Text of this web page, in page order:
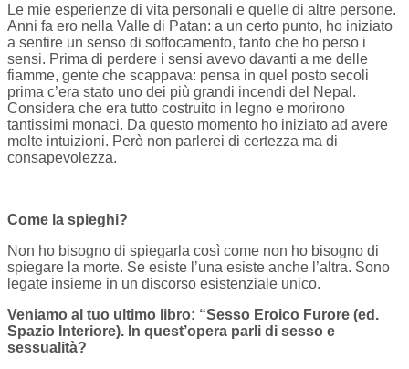
Le mie esperienze di vita personali e quelle di altre persone.
Anni fa ero nella Valle di Patan: a un certo punto, ho iniziato
a sentire un senso di soffocamento, tanto che ho perso i
sensi. Prima di perdere i sensi avevo davanti a me delle
fiamme, gente che scappava: pensa in quel posto secoli
prima c’era stato uno dei più grandi incendi del Nepal.
Considera che era tutto costruito in legno e morirono
tantissimi monaci. Da questo momento ho iniziato ad avere
molte intuizioni. Però non parlerei di certezza ma di
consapevolezza.
Come la spieghi?
Non ho bisogno di spiegarla così come non ho bisogno di
spiegare la morte. Se esiste l’una esiste anche l’altra. Sono
legate insieme in un discorso esistenziale unico.
Veniamo al tuo ultimo libro: “Sesso Eroico Furore (ed.
Spazio Interiore). In quest’opera parli di sesso e
sessualità?